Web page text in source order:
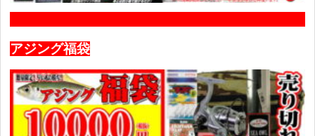
アジング福袋